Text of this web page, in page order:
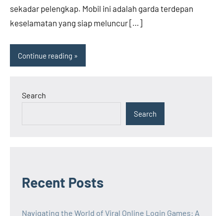
sekadar pelengkap. Mobil ini adalah garda terdepan
keselamatan yang siap meluncur […]
Continue reading
Search
Search
Recent Posts
Navigating the World of Viral Online Login Games: A